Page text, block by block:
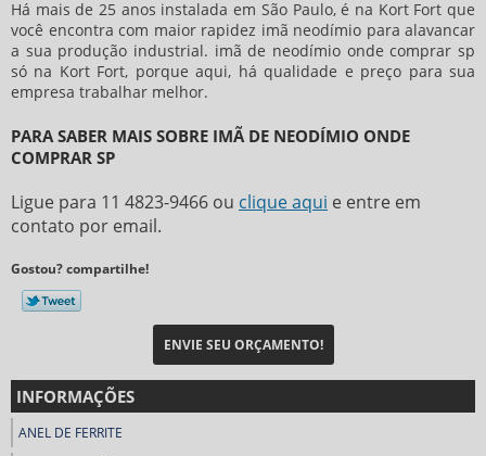
Há mais de 25 anos instalada em São Paulo, é na Kort Fort que
você encontra com maior rapidez imã neodímio para alavancar
a sua produção industrial. imã de neodímio onde comprar sp
só na Kort Fort, porque aqui, há qualidade e preço para sua
empresa trabalhar melhor.
PARA SABER MAIS SOBRE IMÃ DE NEODÍMIO ONDE
COMPRAR SP
Ligue para 11 4823-9466 ou clique aqui e entre em
contato por email.
Gostou? compartilhe!
ENVIE SEU ORÇAMENTO!
INFORMAÇÕES
ANEL DE FERRITE